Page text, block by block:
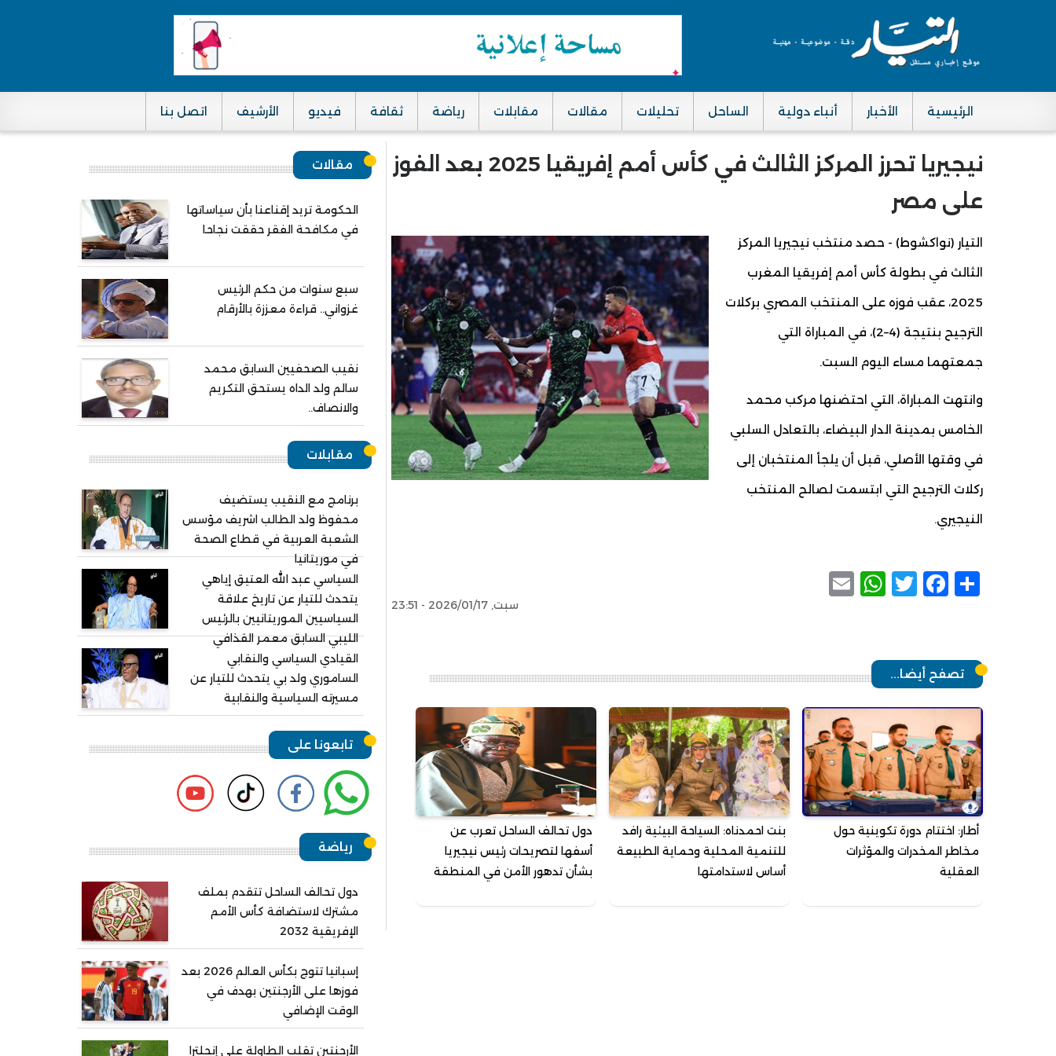
Main navigation
الرئيسية الأخبار أنباء دولية الساحل تحليلات مقالات مقابلات رياضة ثقافة فيديو الأرشيف اتصل بنا
نيجيريا تحرز المركز الثالث في كأس أمم إفريقيا 2025 بعد الفوز
على مصر
التيار (نواكشوط) - حصد منتخب نيجيريا المركز
الثالث في بطولة كأس أمم إفريقيا المغرب
2025، عقب فوزه على المنتخب المصري بركلات
الترجيح بنتيجة (4–2)، في المباراة التي
جمعتهما مساء اليوم السبت.
وانتهت المباراة، التي احتضنها مركب محمد
الخامس بمدينة الدار البيضاء، بالتعادل السلبي
في وقتها الأصلي، قبل أن يلجأ المنتخبان إلى
ركلات الترجيح التي ابتسمت لصالح المنتخب
النيجيري.
Share
Facebook
Twitter
WhatsApp
سبت, 2026/01/17 - 23:51
تصفح أيضا...
أطار: اختتام دورة تكوينية حول
مخاطر المخدرات والمؤثرات
العقلية
بنت احمدناه: السياحة البيئية رافد
للتنمية المحلية وحماية الطبيعة
أساس لاستدامتها
دول تحالف الساحل تعرب عن
أسفها لتصريحات رئيس نيجيريا
بشأن تدهور الأمن في المنطقة
مقالات
الحكومة تريد إقناعنا بأن سياساتها
في مكافحة الفقر حققت نجاحا
سبع سنوات من حكم الرئيس
غزواني.. قراءة معززة بالأرقام
نقيب الصحفيين السابق محمد
سالم ولد الداه يستحق التكريم
والانصاف..
مقابلات
برنامج مع النقيب يستضيف
محفوظ ولد الطالب اشريف مؤسس
الشعبة العربية في قطاع الصحة
في موريتانيا
السياسي عبد الله العتيق إياهي
يتحدث للتيار عن تاريخ علاقة
السياسيين الموريتانيين بالرئيس
الليبي السابق معمر القذافي
القيادي السياسي والنقابي
الساموري ولد بي يتحدث للتيار عن
مسيرته السياسية والنقابية
تابعونا على
رياضة
دول تحالف الساحل تتقدم بملف
مشترك لاستضافة كأس الأمم
الإفريقية 2032
إسبانيا تتوج بكأس العالم 2026 بعد
فوزها على الأرجنتين بهدف في
الوقت الإضافي
الأرجنتين تقلب الطاولة على إنجلترا